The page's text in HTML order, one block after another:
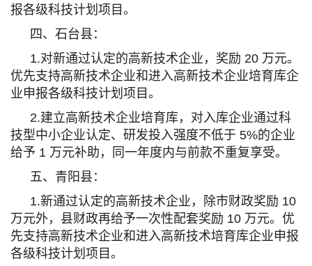
报各级科技计划项目。
四、石台县：
1.对新通过认定的高新技术企业，奖励 20 万元。
优先支持高新技术企业和进入高新技术企业培育库企
业申报各级科技计划项目。
2.建立高新技术企业培育库，对入库企业通过科
技型中小企业认定、研发投入强度不低于 5%的企业
给予 1 万元补助，同一年度内与前款不重复享受。
五、青阳县：
1.新通过认定的高新技术企业，除市财政奖励 10
万元外，县财政再给予一次性配套奖励 10 万元。优
先支持高新技术企业和进入高新技术培育库企业申报
各级科技计划项目。